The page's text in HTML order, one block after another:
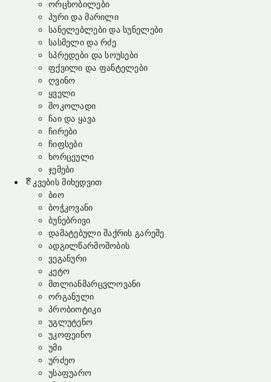
ორცხობილები
პური და მარილი
სანელებლები და სუნელები
სასმელი და რძე
სპრედები და სოუსები
ფქვილი და ფანტელები
ღვინო
ყველი
შოკოლადი
ჩაი და ყავა
ჩირები
ჩიფსები
ხორცეული
ჯემები
კვების მიხედვით
ბიო
ბოჭკოვანი
ბუნებრივი
დამატებული შაქრის გარეშე
ადგილწარმოშობის
ვეგანური
კეტო
მთლიანმარცვლოვანი
ორგანული
პრობიოტიკი
უგლუტენო
უკოფეინო
უმი
ურძეო
უსაფუარო